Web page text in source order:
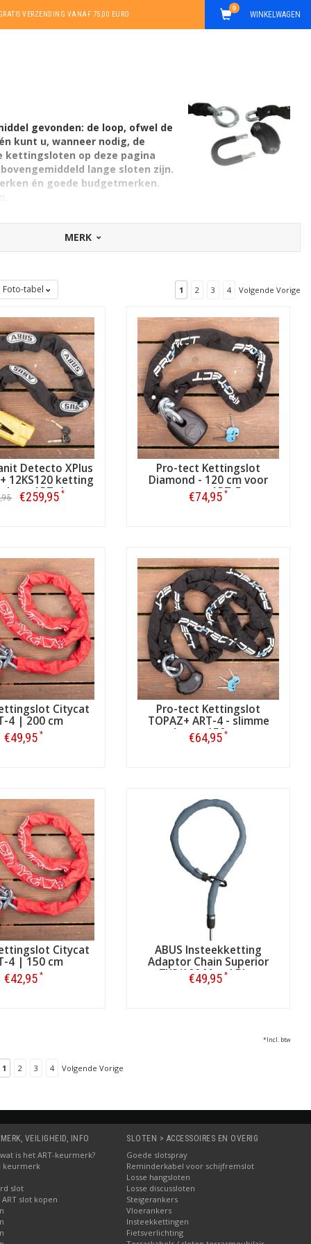
VERZENDING VANAF 75,00 EURO WINKELWAGEN
0
gevonden: de loop, ofwel de
kunt u, wanneer nodig, de
kettingsloten op deze pagina
lange sloten zijn.
én goede budgetmerken.
MERK
Foto-tabel 1 2 3 4 Volgende Vorige
Detecto XPlus
12KS120 ketting
loop ART-4
€259,95 *
Pro-tect Kettingslot
Diamond - 120 cm voor
motor ART-5
€74,95 *
Citycat
4 | 200 cm
€49,95 *
Pro-tect Kettingslot
TOPAZ+ ART-4 - slimme
loop - 150 cm
€64,95 *
Citycat
4 | 150 cm
€42,95 *
ABUS Insteekketting
Adaptor Chain Superior
7KS/100 Metal Blue
€49,95 *
*Incl. btw
1 2 3 4 Volgende Vorige
VEILIGHEID, INFO
wat is het ART-keurmerk?
keurmerk
slot
slot kopen
SLOTEN > ACCESSOIRES EN OVERIG
Goede slotspray
Reminderkabel voor schijfremslot
Losse hangsloten
Losse discussloten
Steigerankers
Vloerankers
Insteekkettingen
Fietsverlichting